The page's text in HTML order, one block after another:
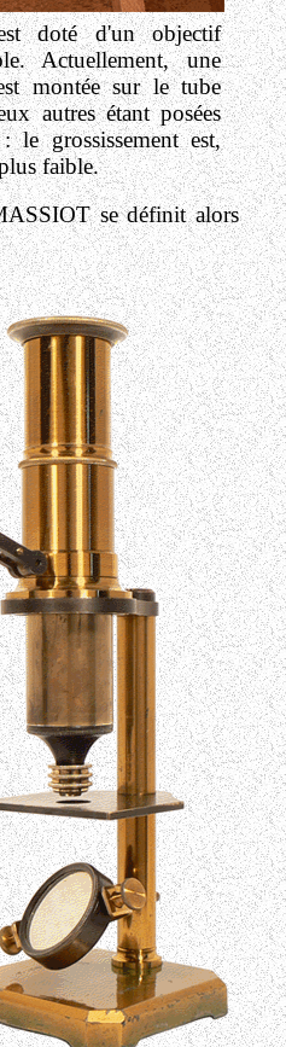
doté d'un objectif
Actuellement, une
montée sur le tube
autres étant posées
le grossissement est,
faible.
se définit alors